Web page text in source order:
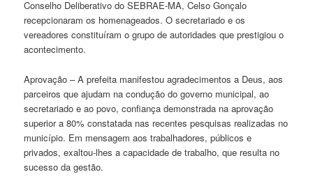
Conselho Deliberativo do SEBRAE-MA, Celso Gonçalo
recepcionaram os homenageados. O secretariado e os
vereadores constituíram o grupo de autoridades que prestigiou o
acontecimento.
Aprovação – A prefeita manifestou agradecimentos a Deus, aos
parceiros que ajudam na condução do governo municipal, ao
secretariado e ao povo, confiança demonstrada na aprovação
superior a 80% constatada nas recentes pesquisas realizadas no
município. Em mensagem aos trabalhadores, públicos e
privados, exaltou-lhes a capacidade de trabalho, que resulta no
sucesso da gestão.